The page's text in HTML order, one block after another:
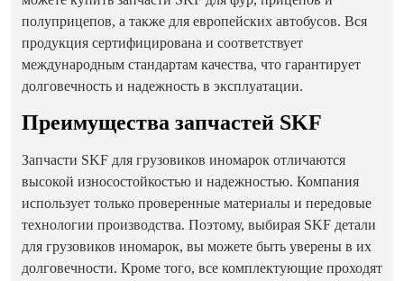
полуприцепов, а также для европейских автобусов. Вся
продукция сертифицирована и соответствует
международным стандартам качества, что гарантирует
долговечность и надежность в эксплуатации.
Преимущества запчастей SKF
Запчасти SKF для грузовиков иномарок отличаются
высокой износостойкостью и надежностью. Компания
использует только проверенные материалы и передовые
технологии производства. Поэтому, выбирая SKF детали
для грузовиков иномарок, вы можете быть уверены в их
долговечности. Кроме того, все комплектующие проходят